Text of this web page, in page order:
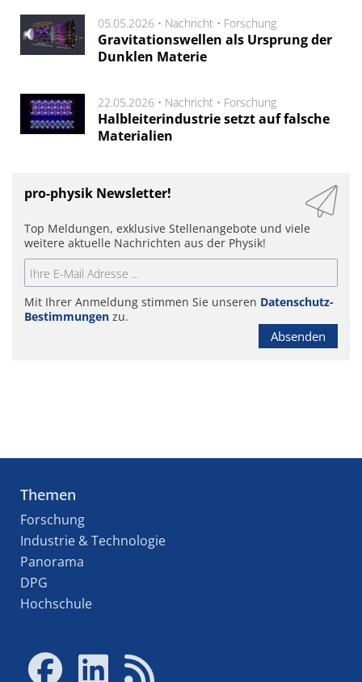
05.05.2026 • Nachricht • Forschung
Gravitationswellen als Ursprung der
Dunklen Materie
22.05.2026 • Nachricht • Forschung
Halbleiterindustrie setzt auf falsche
Materialien
pro-physik Newsletter!
Top Meldungen, exklusive Stellenangebote und viele
weitere aktuelle Nachrichten aus der Physik!
Mit Ihrer Anmeldung stimmen Sie unseren Datenschutz-
Bestimmungen zu.
Absenden
Themen
Forschung
Industrie & Technologie
Panorama
DPG
Hochschule